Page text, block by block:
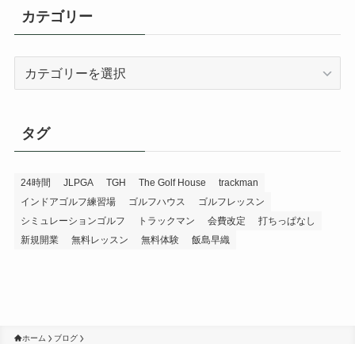
カテゴリー
ー
タグ
24時間 JLPGA TGH The Golf House
trackman
インドアゴルフ練習場
ゴルフハウス
ゴルフレッスン
シミュレーションゴルフ
トラックマン 会費改定
打ちっぱなし
新規開業
無料レッスン 無料体験 飯島早織
ホーム ブログ